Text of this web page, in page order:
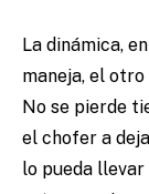
La dinámica,
maneja, el
No se pierde
el chofer a
lo pueda llevar